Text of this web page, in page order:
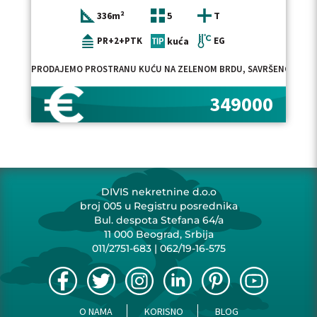
336m² 5 T
PR+2+PTK kuća EG
PRODAJEMO PROSTRANU KUĆU NA ZELENOM BRDU, SAVRŠENO
349000
DIVIS nekretnine d.o.o
broj 005 u Registru posrednika
Bul. despota Stefana 64/a
11 000 Beograd, Srbija
011/2751-683| 062/19-16-575
O NAMA KORISNO BLOG